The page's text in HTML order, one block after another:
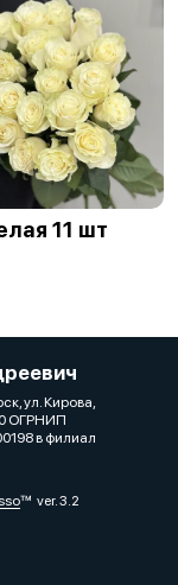
11 шт
ул. Кирова,
ОГРНИП
в филиал
ver. 3.2